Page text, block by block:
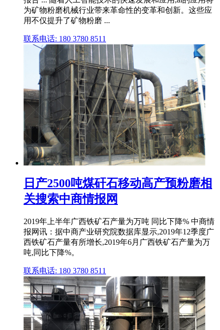
为矿物粉磨机械行业带来革命性的变革和创新。这些应
用不仅提升了矿物粉磨 ...
联系电话: 180 3780 8511
日产2500吨煤矸石移动高产预粉磨相
关搜索中商情报网
2019年上半年广西铁矿石产量为万吨 同比下降% 中商情
报网讯：据中商产业研究院数据库显示,2019年12季度广
西铁矿石产量有所增长,2019年6月广西铁矿石产量为万
吨,同比下降%。
联系电话: 180 3780 8511